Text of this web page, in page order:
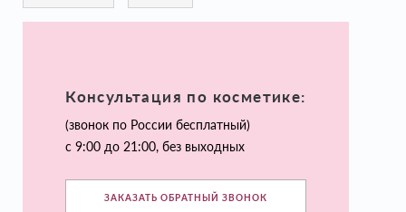
Консультация по косметике:
(звонок по России бесплатный)
с 9:00 до 21:00, без выходных
ЗАКАЗАТЬ ОБРАТНЫЙ ЗВОНОК